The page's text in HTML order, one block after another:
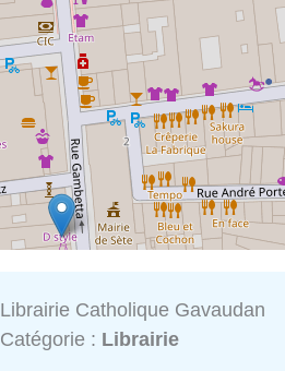
Librairie Catholique Gavaudan
Catégorie : Librairie